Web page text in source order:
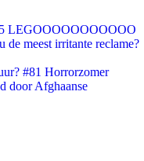
LEGOOOOOOOOOOO
de meest irritante reclame?
#81 Horrorzomer
door Afghaanse